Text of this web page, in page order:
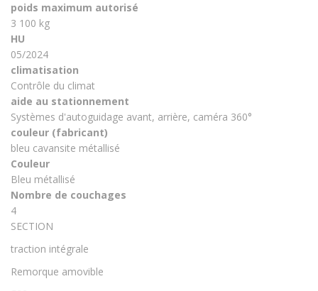
poids maximum autorisé
3 100 kg
HU
05/2024
climatisation
Contrôle du climat
aide au stationnement
Systèmes d'autoguidage avant, arrière, caméra 360°
couleur (fabricant)
bleu cavansite métallisé
Couleur
Bleu métallisé
Nombre de couchages
4
SECTION
traction intégrale
Remorque amovible